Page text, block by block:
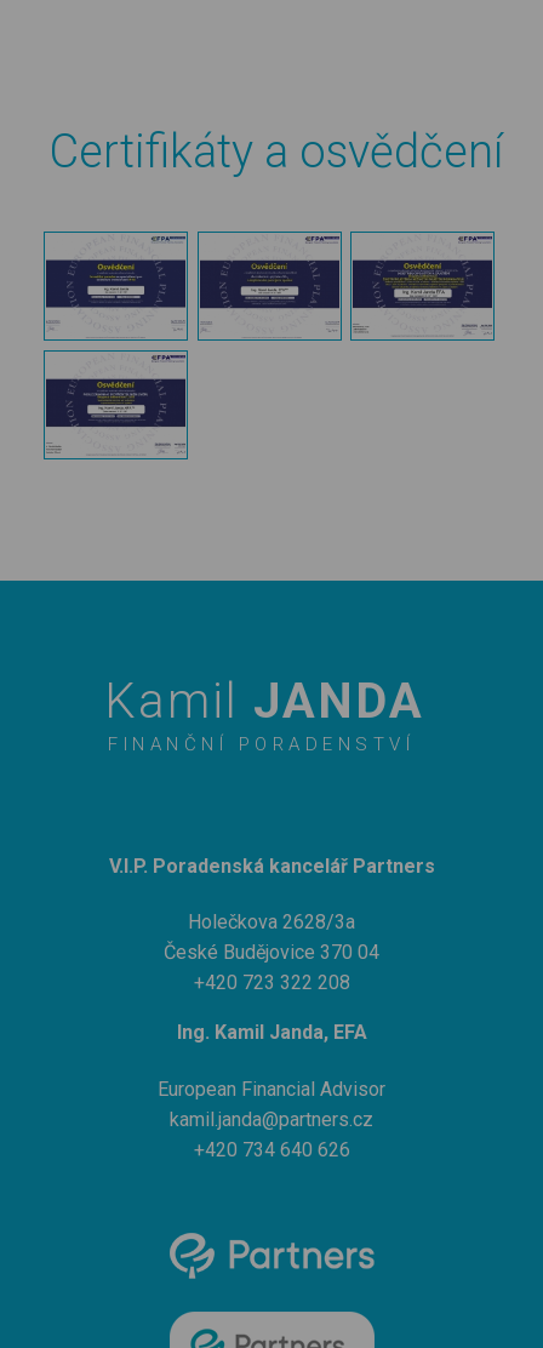
Certifikáty a osvědčení
Kamil JANDA
FINANČNÍ PORADENSTVÍ
V.I.P. Poradenská kancelář Partners
Holečkova 2628/3a
České Budějovice 370 04
+420 723 322 208
Ing. Kamil Janda, EFA
European Financial Advisor
kamil.janda@partners.cz
+420 734 640 626